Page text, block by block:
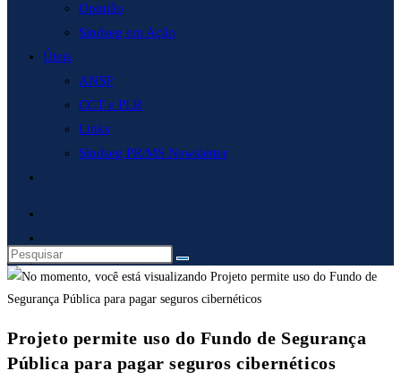
Opinião
Sindseg em Ação
Úteis
ANSP
CCT e PLR
Links
Sindseg PR/MS Newsletter
site
Projeto permite uso do Fundo de Segurança
Pública para pagar seguros cibernéticos